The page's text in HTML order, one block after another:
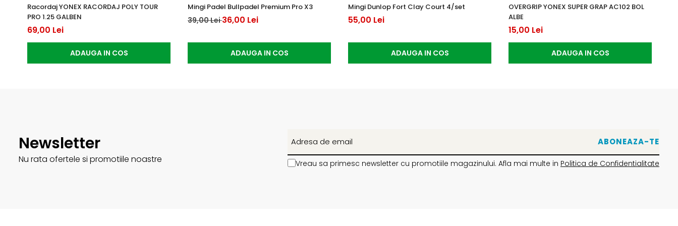
Racordaj YONEX RACORDAJ POLY TOUR
PRO 1.25 GALBEN
69,00 Lei
ADAUGA IN COS
Mingi Padel Bullpadel Premium Pro X3
39,00 Lei36,00 Lei
ADAUGA IN COS
Mingi Dunlop Fort Clay Court 4/set
55,00 Lei
ADAUGA IN COS
OVERGRIP YONEX SUPER GRAP AC102 BOL
ALBE
15,00 Lei
ADAUGA IN COS
Newsletter
Nu rata ofertele si promotiile noastre Vreau sa primesc newsletter cu promotiile magazinului. Afla mai multe in Politica de Confidentialitate